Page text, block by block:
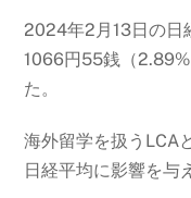
2024年2月13日の日
1066円55銭（
た。
海外留学を扱うLCA
日経平均に影響を与